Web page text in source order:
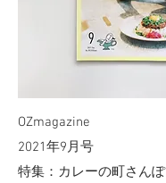
OZmagazine
2021年9月号
特集：カレーの町さんぽ